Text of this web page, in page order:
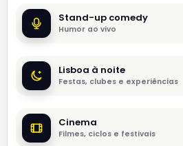
Stand-up comedy
Humor ao vivo
Lisboa à noite
Festas, clubes e experiências
Cinema
Filmes, ciclos e festivais